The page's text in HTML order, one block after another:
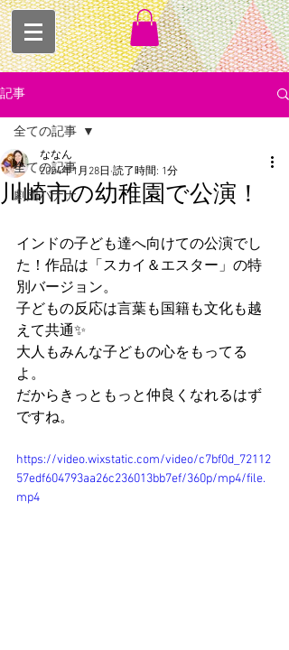
記事
全ての記事
劇団バナナ
全ての記事
川崎市の幼稚園で公演！
ななん
2024年1月28日 読了時間: 1分
インドの子ども達へ向けての公演でし
た！作品は「スカイ＆エスター」の特
別バージョン。
子どもの反応は言葉も国籍も文化も越
えて共通✨
大人もみんな子どもの心をもってる
よ。
だからきっともっと仲良くなれるはず
ですね。
https://video.wixstatic.com/video/c7bf0d_72112
57edf604793aa26c236013bb7ef/360p/mp4/file.
mp4